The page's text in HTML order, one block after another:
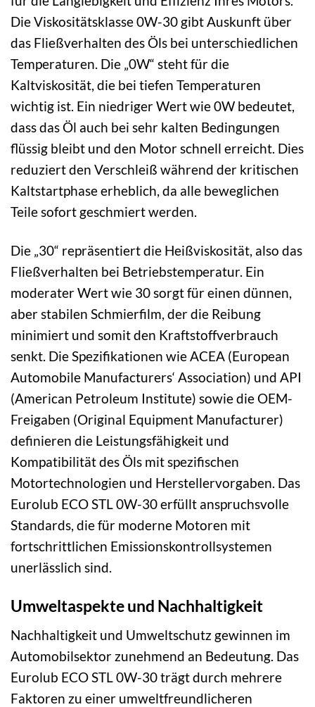
Die Viskositätsklasse 0W-30 gibt Auskunft über
das Fließverhalten des Öls bei unterschiedlichen
Temperaturen. Die „0W“ steht für die
Kaltviskosität, die bei tiefen Temperaturen
wichtig ist. Ein niedriger Wert wie 0W bedeutet,
dass das Öl auch bei sehr kalten Bedingungen
flüssig bleibt und den Motor schnell erreicht. Dies
reduziert den Verschleiß während der kritischen
Kaltstartphase erheblich, da alle beweglichen
Teile sofort geschmiert werden.
Die „30“ repräsentiert die Heißviskosität, also das
Fließverhalten bei Betriebstemperatur. Ein
moderater Wert wie 30 sorgt für einen dünnen,
aber stabilen Schmierfilm, der die Reibung
minimiert und somit den Kraftstoffverbrauch
senkt. Die Spezifikationen wie ACEA (European
Automobile Manufacturers‘ Association) und API
(American Petroleum Institute) sowie die OEM-
Freigaben (Original Equipment Manufacturer)
definieren die Leistungsfähigkeit und
Kompatibilität des Öls mit spezifischen
Motortechnologien und Herstellervorgaben. Das
Eurolub ECO STL 0W-30 erfüllt anspruchsvolle
Standards, die für moderne Motoren mit
fortschrittlichen Emissionskontrollsystemen
unerlässlich sind.
Umweltaspekte und Nachhaltigkeit
Nachhaltigkeit und Umweltschutz gewinnen im
Automobilsektor zunehmend an Bedeutung. Das
Eurolub ECO STL 0W-30 trägt durch mehrere
Faktoren zu einer umweltfreundlicheren